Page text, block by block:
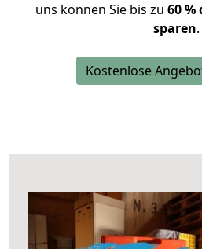
uns können Sie bis zu 60 %
sparen.
Kostenlose